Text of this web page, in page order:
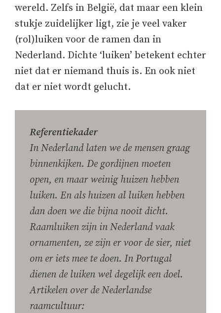
wereld. Zelfs in België, dat maar een klein
stukje zuidelijker ligt, zie je veel vaker
(rol)luiken voor de ramen dan in
Nederland. Dichte ‘luiken’ betekent echter
niet dat er niemand thuis is. En ook niet
dat er niet wordt gelucht.
Referentiekader
In Nederland laten we de mensen graag
binnenkijken. De gordijnen moeten
open, en maar weinig huizen hebben
luiken. En als huizen al luiken hebben
dan doen we die bijna nooit dicht.
Raamluiken zijn in Nederland vaak
ornamenten, ze zijn er voor de sier, niet
om er iets mee te doen. In Portugal
dienen de luiken wel degelijk een doel.
Artikelen over de Nederlandse
raamcultuur: